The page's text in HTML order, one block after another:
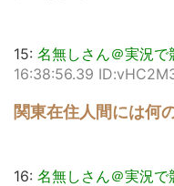
15: 名無しさん＠実況で
16:38:56.39
関東在住人間には何
16: 名無しさん＠実況で